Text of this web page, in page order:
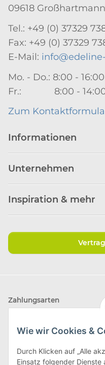
Wie wir Cookies &
Durch Klicken auf „Alle
Einsatz folgender Dienste
09618
Tel.: +49 (0) 37329
Fax: +49 (0) 37329
E-Mail:
Mo. - Do.: 8:00 -
Fr.: 8:00 - 14:00
Zum
Informationen
Unternehmen
Inspiration & mehr
Zahlungsarten